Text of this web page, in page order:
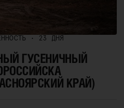
• 23 ДНЯ
ГУСЕНИЧНЫЙ
КРАЙ)